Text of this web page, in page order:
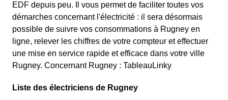
EDF depuis peu. Il vous permet de faciliter toutes vos
démarches concernant l'électricité : il sera désormais
possible de suivre vos consommations à Rugney en
ligne, relever les chiffres de votre compteur et effectuer
une mise en service rapide et efficace dans votre ville
Rugney. Concernant Rugney : TableauLinky
Liste des électriciens de Rugney